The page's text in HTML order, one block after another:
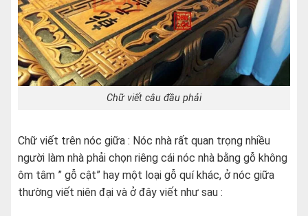
Chữ viết câu đầu phải
Chữ viết trên nóc giữa : Nóc nhà rất quan trọng nhiều
người làm nhà phải chọn riêng cái nóc nhà bằng gỗ không
ôm tâm ” gỗ cật” hay một loại gỗ quí khác, ở nóc giữa
thường viết niên đại và ở đây viết như sau :